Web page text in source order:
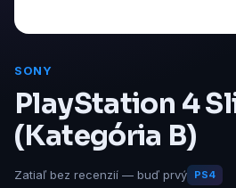
SONY
PlayStation 4
(Kategória B)
Zatiaľ bez recenzií — buď prvý PS4